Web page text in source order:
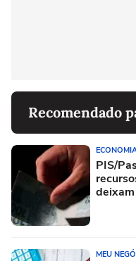
Recomendado
PIS/
MEU